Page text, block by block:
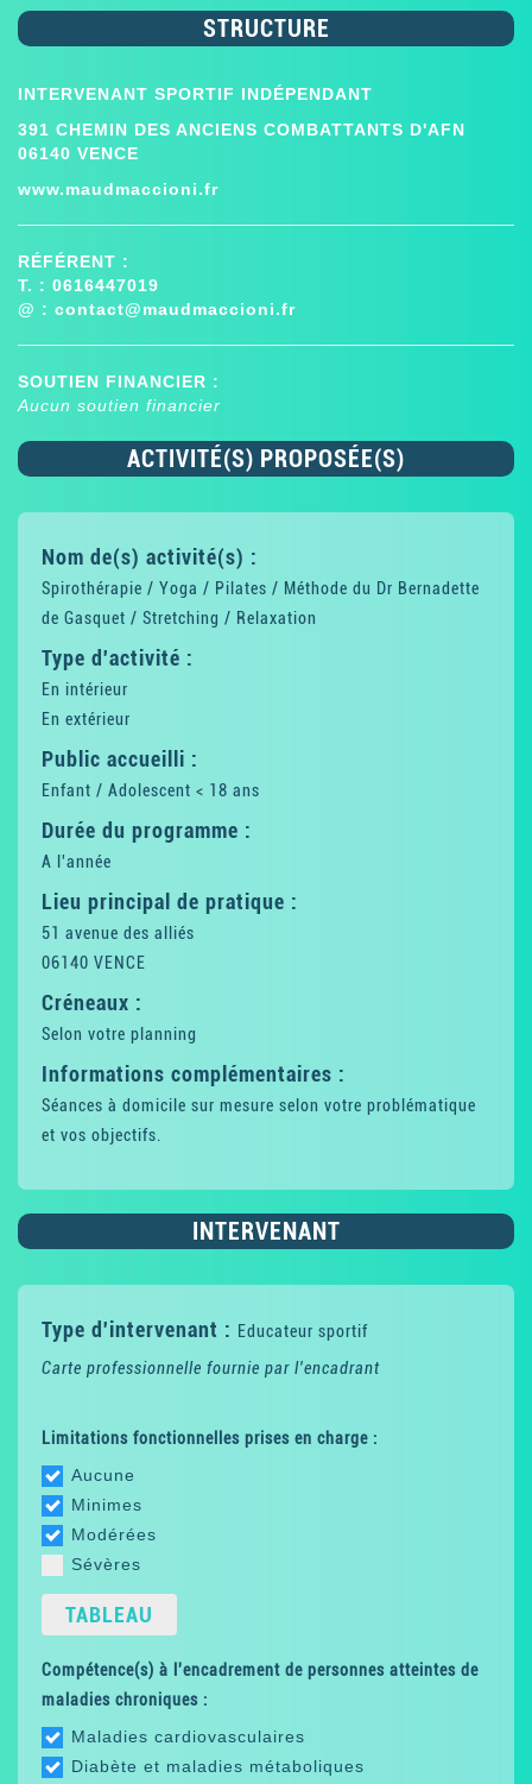
STRUCTURE
INTERVENANT SPORTIF INDÉPENDANT
391 CHEMIN DES ANCIENS COMBATTANTS D'AFN
06140 VENCE
www.maudmaccioni.fr
RÉFÉRENT :
T. : 0616447019
@ : contact@maudmaccioni.fr
SOUTIEN FINANCIER :
Aucun soutien financier
ACTIVITÉ(S) PROPOSÉE(S)
Nom de(s) activité(s) :
Spirothérapie / Yoga / Pilates / Méthode du Dr Bernadette
de Gasquet / Stretching / Relaxation
Type d'activité :
En intérieur
En extérieur
Public accueilli :
Enfant / Adolescent < 18 ans
Durée du programme :
A l'année
Lieu principal de pratique :
51 avenue des alliés
06140 VENCE
Créneaux :
Selon votre planning
Informations complémentaires :
Séances à domicile sur mesure selon votre problématique
et vos objectifs.
INTERVENANT
Type d'intervenant : Educateur sportif
Carte professionnelle fournie par l'encadrant
Limitations fonctionnelles prises en charge :
Aucune
Minimes
Modérées
Sévères
TABLEAU
Compétence(s) à l'encadrement de personnes atteintes de
maladies chroniques :
Maladies cardiovasculaires
Diabète et maladies métaboliques